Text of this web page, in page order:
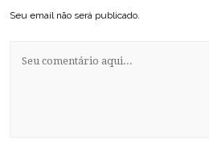
Seu email não será publicado.